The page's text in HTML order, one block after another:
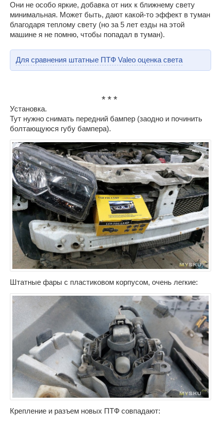
Они не особо яркие, добавка от них к ближнему свету
минимальная. Может быть, дают какой-то эффект в туман
благодаря теплому свету (но за 5 лет езды на этой
машине я не помню, чтобы попадал в туман).
Для сравнения штатные ПТФ Valeo оценка света
Установка.
Тут нужно снимать передний бампер (заодно и починить
болтающуюся губу бампера).
Штатные фары с пластиковом корпусом, очень легкие:
Крепление и разъем новых ПТФ совпадают: